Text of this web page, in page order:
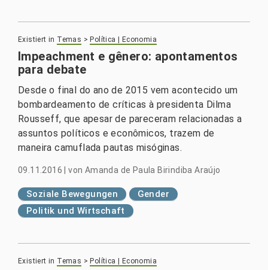
Existiert in Temas > Política | Economia
Impeachment e gênero: apontamentos
para debate
Desde o final do ano de 2015 vem acontecido um
bombardeamento de críticas à presidenta Dilma
Rousseff, que apesar de pareceram relacionadas a
assuntos políticos e econômicos, trazem de
maneira camuflada pautas misóginas.
09.11.2016 |von Amanda de Paula Birindiba Araújo
Soziale Bewegungen
Gender
Politik und Wirtschaft
Existiert in Temas > Política | Economia